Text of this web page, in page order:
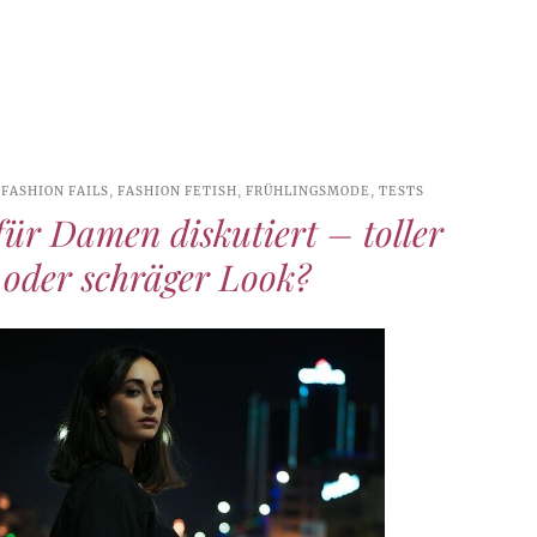
FASHION FAILS,FASHION FETISH,FRÜHLINGSMODE,TESTS
Damen diskutiert – toller
schräger Look?